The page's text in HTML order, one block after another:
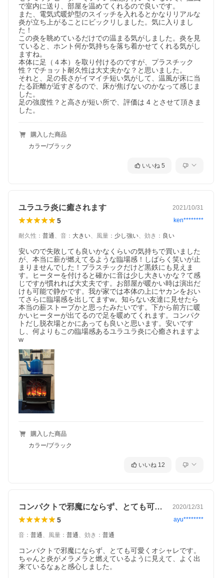
【商品詳細】
サイズ(約)：36.5×23.5×42cm
重量(約)：4.3kg
適応畳数：約3〜9畳
電源：AC100V 50/60Hz
コード長：約1.5m
消費電力：弱/600W 強/1200W
安全装置：過昇防止機能、転倒時自動電源OFF機能
セット内容：本体、脚部×4、ネジ×12、取扱説明書（保証書）
で室内に送り、部屋を温めてくれるので良いです。
また、電気式暖炉型のスイッチを入れるとかなりリアルな
炎が立ち上がることにビックリしました。気に入りまし
た！
この炎を眺めているだけでの温まる気がしました。炎を見
ていると、ホント何か気持ちを落ち着かせてくれる気がし
ますね。
本体に足（４本）を取り付けるのですが、プラスチック
性？でチョット耐久性は大丈夫かな？と思いました。
それと、足の長さがイマイチ短い気がして、温風が床に当
たる距離が近すぎるので、床が焦げないのかなって感じま
した。
足の強度性？と高さが短い所で、評価は 4 とさせて頂きま
した。
購入した商品
カラー/ブラック
いいね 5
ユラユラ炎に癒されます 2021/10/31
5 ken********
耐久性 ： 普通、 音 ： 大きい、 風量 ： 少し強い、 効き ： 良い
安いので失敗しても良いかなくらいの気持ちで買いました
が、本当に薪が燃えてるような臨場感！しばらく笑いが止
まりませんでした！プラスチックだけど黒鉄にも見えま
す。ヒーターを付けると確かに音は少し大きいかな？て感
じですが慣れれば大丈夫です。お部屋が暖かい時は演出だ
けも可能で静かです。我が家では本体の上にヤカンをおい
てさらに臨場感を出してますw。知らない友達に見せたら
本当の薪ストーブかと思ったみたいです。下から前方に暖
かいヒーターが出てるので足を暖めてくれます。コンパク
トだし脱衣場とかにあっても良いと思います。安いです
し、何よりもこの臨場感あるユラユラ炎に心癒されますよ
w
購入した商品
カラー/ブラック
いいね 12
コンパクトで邪魔にならず、とても可愛く… 2020/12/31
5 ayu********
音 ： 普通、 風量 ： 普通、 効き ： 普通
コンパクトで邪魔にならず、とても可愛くオシャレです。
ちゃんと炎がメラメラと燃えているように見えて、よく出
来ているなぁと感心しました。